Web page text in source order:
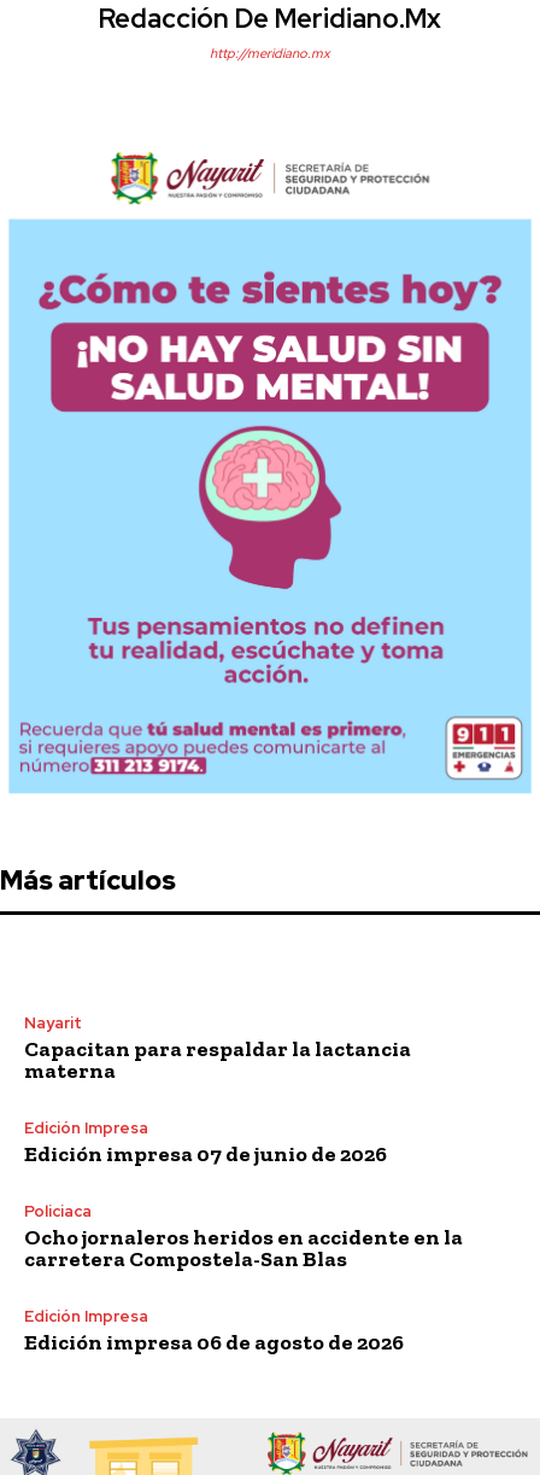
Redacción De Meridiano.mx
http://meridiano.mx
Más artículos
Nayarit
Capacitan para respaldar la lactancia
materna
Edición Impresa
Edición impresa 07 de junio de 2026
Policiaca
Ocho jornaleros heridos en accidente en la
carretera Compostela-San Blas
Edición Impresa
Edición impresa 06 de agosto de 2026